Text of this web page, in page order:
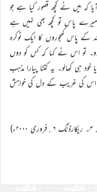
کہ میں نے کچھ قصور کیا ہے جو
پاس تو کچھ بھی نہیں ہے
کے پاس کھجوروں کا ایک ٹوکرہ
تو اس نے کہا کہ کس کو دوں
ہی کھالو۔ یہ کتنا پیارا مذہب
اس کی غریب کے دل کی خواہش